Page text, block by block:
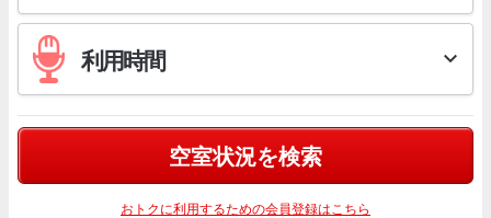
利用時間 
空室状況を検索
おトクに利用するための会員登録はこちら